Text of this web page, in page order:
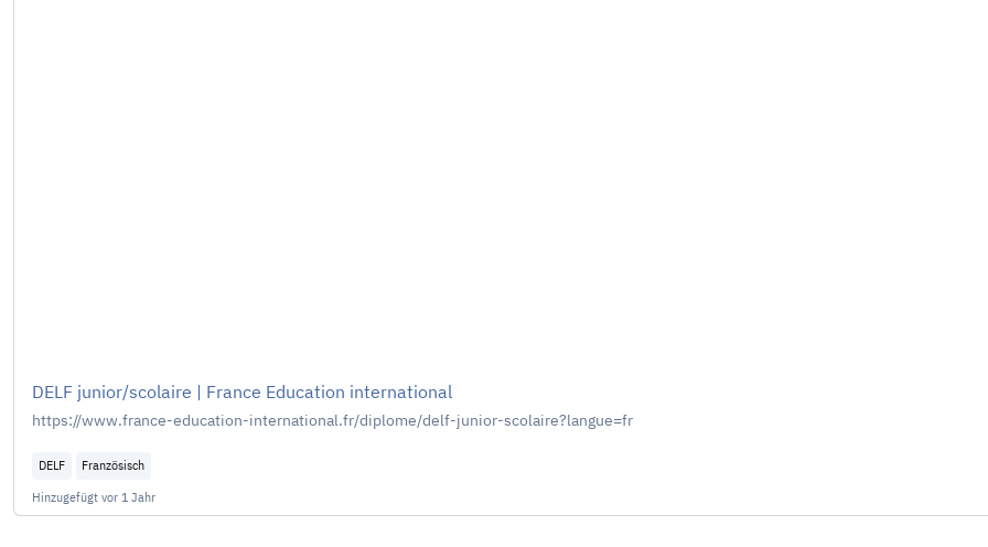
DELF junior/scolaire | France Education international
https://www.france-education-international.fr/diplome/delf-junior-scolaire?langue=fr
DELF
Französisch
Hinzugefügt vor 1 Jahr